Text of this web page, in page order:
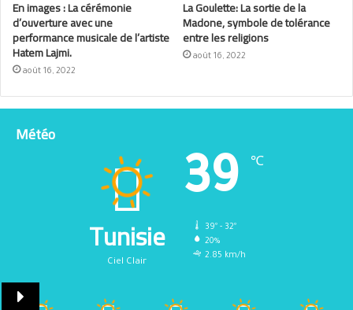
En images : La cérémonie
d’ouverture avec une
performance musicale de l’artiste
Hatem Lajmi.
août 16, 2022
La Goulette: La sortie de la
Madone, symbole de tolérance
entre les religions
août 16, 2022
Météo
Tunisie
Ciel Clair
39 ℃
39º - 32º
20%
2.85 km/h